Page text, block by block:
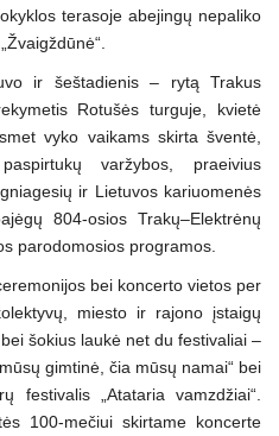
terasoje abejingų nepaliko
ir šeštadienis – rytą Trakus
Rotušės turguje, kvietė
vyko vaikams skirta šventė,
varžybos, praeivius
ir Lietuvos kariuomenės
804-osios Trakų–Elektrėnų
parodomosios programos.
bei koncerto vietos per
miesto ir rajono įstaigų
šokius laukė net du festivaliai –
gimtinė, čia mūsų namai“ bei
festivalis „Atataria vamzdžiai“.
100-mečiui skirtame koncerte